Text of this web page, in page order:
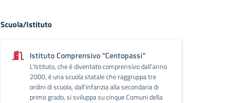
Scuola/Istituto
Istituto Comprensivo "Centopassi"
L'Istituto, che è diventato comprensivo dall'anno
2000, è una scuola statale che raggruppa tre
ordini di scuola, dall'infanzia alla secondaria di
primo grado, si sviluppa su cinque Comuni della